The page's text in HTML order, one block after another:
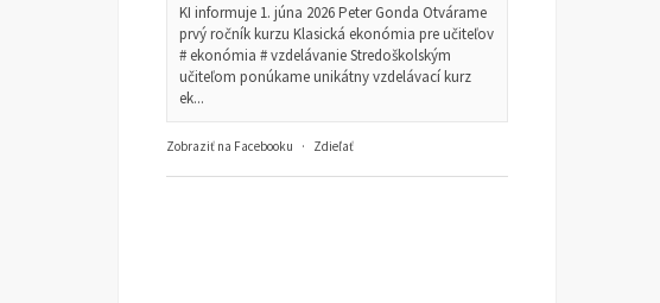
KI informuje 1. júna 2026 Peter Gonda Otvárame
prvý ročník kurzu Klasická ekonómia pre učiteľov
# ekonómia # vzdelávanie Stredoškolským
učiteľom ponúkame unikátny vzdelávací kurz
ek...
Zobraziť na Facebooku · Zdieľať